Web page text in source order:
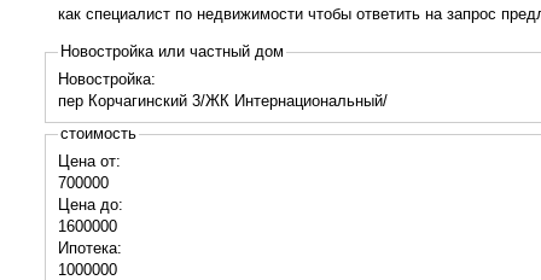
как специалист по недвижимости чтобы ответить на запрос
Новостройка или частный дом
Новостройка:
пер Корчагинский 3/ЖК Интернациональный/
стоимость
Цена от:
700000
Цена до:
1600000
Ипотека:
1000000